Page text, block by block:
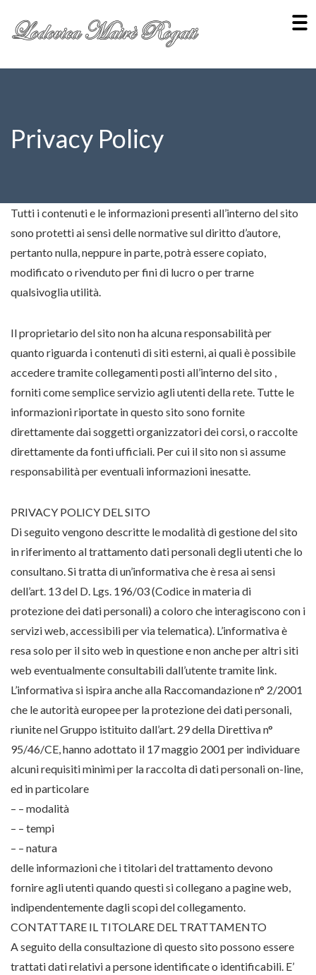
Privacy Policy
Tutti i contenuti e le informazioni presenti all’interno del sito
sono protetti ai sensi delle normative sul diritto d’autore,
pertanto nulla, neppure in parte, potrà essere copiato,
modificato o rivenduto per fini di lucro o per trarne
qualsivoglia utilità.
Il proprietario del sito non ha alcuna responsabilità per
quanto riguarda i contenuti di siti esterni, ai quali è possibile
accedere tramite collegamenti posti all’interno del sito ,
forniti come semplice servizio agli utenti della rete. Tutte le
informazioni riportate in questo sito sono fornite
direttamente dai soggetti organizzatori dei corsi, o raccolte
direttamente da fonti ufficiali. Per cui il sito non si assume
responsabilità per eventuali informazioni inesatte.
PRIVACY POLICY DEL SITO
Di seguito vengono descritte le modalità di gestione del sito
in riferimento al trattamento dati personali degli utenti che lo
consultano. Si tratta di un’informativa che è resa ai sensi
dell’art. 13 del D. Lgs. 196/03 (Codice in materia di
protezione dei dati personali) a coloro che interagiscono con i
servizi web, accessibili per via telematica). L’informativa è
resa solo per il sito web in questione e non anche per altri siti
web eventualmente consultabili dall’utente tramite link.
L’informativa si ispira anche alla Raccomandazione n° 2/2001
che le autorità europee per la protezione dei dati personali,
riunite nel Gruppo istituito dall’art. 29 della Direttiva n°
95/46/CE, hanno adottato il 17 maggio 2001 per individuare
alcuni requisiti minimi per la raccolta di dati personali on-line,
ed in particolare
– – modalità
– – tempi
– – natura
delle informazioni che i titolari del trattamento devono
fornire agli utenti quando questi si collegano a pagine web,
indipendentemente dagli scopi del collegamento.
CONTATTARE IL TITOLARE DEL TRATTAMENTO
A seguito della consultazione di questo sito possono essere
trattati dati relativi a persone identificate o identificabili. E’